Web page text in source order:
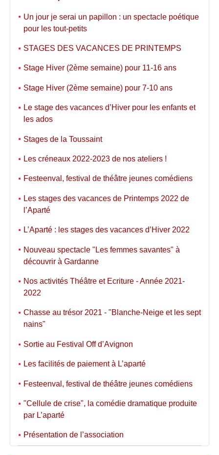
Un jour je serai un papillon : un spectacle poétique
pour les tout-petits
STAGES DES VACANCES DE PRINTEMPS
Stage Hiver (2ème semaine) pour 11-16 ans
Stage Hiver (2ème semaine) pour 7-10 ans
Le stage des vacances d’Hiver pour les enfants et
les ados
Stages de la Toussaint
Les créneaux 2022-2023 de nos ateliers !
Festeenval, festival de théâtre jeunes comédiens
Les stages des vacances de Printemps 2022 de
l’Aparté
L’Aparté : les stages des vacances d’Hiver 2022
Nouveau spectacle "Les femmes savantes" à
découvrir à Gardanne
Nos activités Théâtre et Ecriture - Année 2021-
2022
Chasse au trésor 2021 - "Blanche-Neige et les sept
nains"
Sortie au Festival Off d’Avignon
Les facilités de paiement à L’aparté
Festeenval, festival de théâtre jeunes comédiens
"Cellule de crise", la comédie dramatique produite
par L’aparté
Présentation de l’association